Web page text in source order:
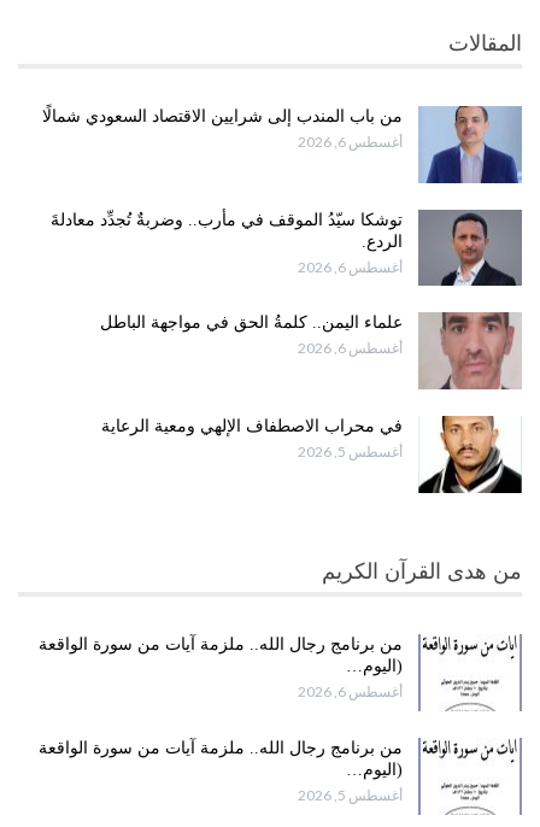
المقالات
من باب المندب إلى شرايين الاقتصاد السعودي شمالًا
أغسطس 6, 2026
توشكا سيّدُ الموقف في مأرب.. وضربةٌ تُجدِّد معادلةَ
الردع.
أغسطس 6, 2026
علماء اليمن.. كلمةُ الحق في مواجهة الباطل
أغسطس 6, 2026
في محراب الاصطفاف الإلهي ومعية الرعاية
أغسطس 5, 2026
من هدى القرآن الكريم
من برنامج رجال الله.. ملزمة آيات من سورة الواقعة
(اليوم…
أغسطس 6, 2026
من برنامج رجال الله.. ملزمة آيات من سورة الواقعة
(اليوم…
أغسطس 5, 2026